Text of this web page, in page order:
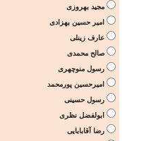
مجید بهروزی
امیر حسین بهزادی
عارف زینلی
صالح محمدی
رسول منوچهری
امیرحسین پورمحمد
رسول حسینی
ابولفضل نظری
رضا آقابابایی